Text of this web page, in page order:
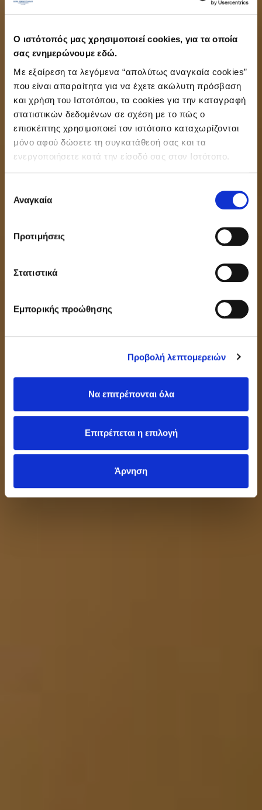
Ο ιστότοπός μας χρησιμοποιεί cookies, για τα οποία
σας ενημερώνουμε εδώ.
Με εξαίρεση τα λεγόμενα “απολύτως αναγκαία cookies”
που είναι απαραίτητα για να έχετε ακώλυτη πρόσβαση
και χρήση του Ιστοτόπου, τα cookies για την καταγραφή
στατιστικών δεδομένων σε σχέση με το πώς ο
επισκέπτης χρησιμοποιεί τον ιστότοπο καταχωρίζονται
μόνο αφού δώσετε τη συγκατάθεσή σας και τα
ενεργοποιήσετε κατά την είσοδό σας στον Ιστότοπο.
συγκατάθεσης
Αναγκαία
Προτιμήσεις
Στατιστικά
Εμπορικής προώθησης
Προβολή λεπτομερειών
Να επιτρέπονται όλα
Επιτρέπεται η επιλογή
Άρνηση